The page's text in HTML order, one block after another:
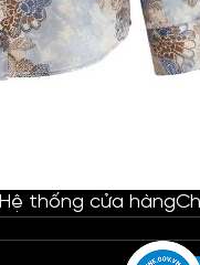
Hệ thống cửa hàng